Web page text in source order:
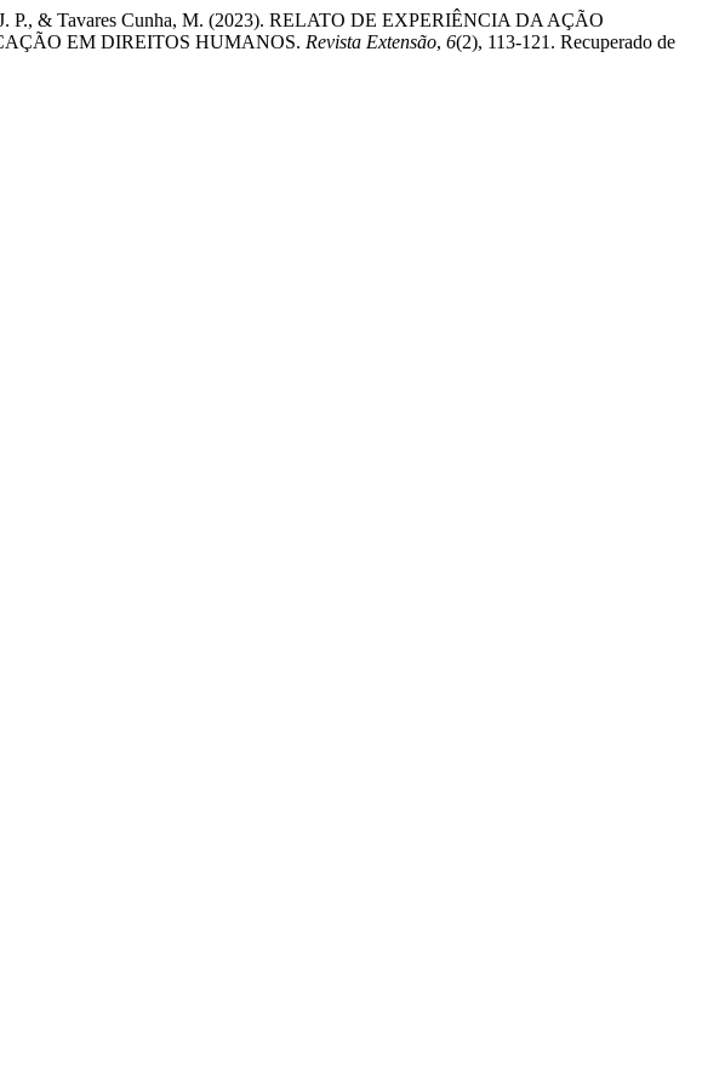
P., & Tavares Cunha, M. (2023). RELATO DE EXPERIÊNCIA DA AÇÃO
EM DIREITOS HUMANOS. Revista Extensão, 6(2), 113-121. Recuperado de